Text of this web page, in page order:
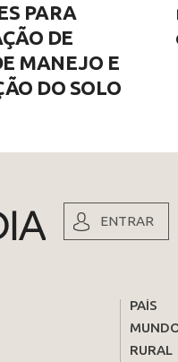
PARA
DE
MANEJO E
DO SOLO
ENTRAR
PAÍS
RURAL